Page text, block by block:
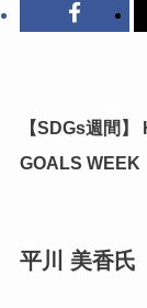
【SDGs週間
GOALS WEEK
平川 美香氏